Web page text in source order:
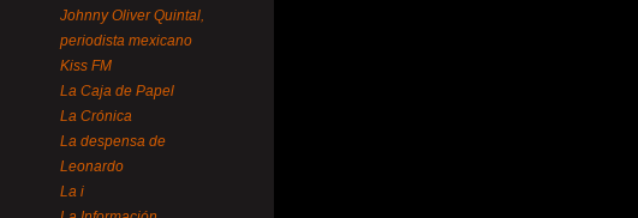
Johnny Oliver Quintal,
periodista mexicano
Kiss FM
La Caja de Papel
La Crónica
La despensa de
Leonardo
La i